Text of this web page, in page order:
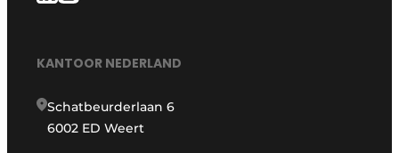
KANTOOR NEDERLAND
Schatbeurderlaan 6
6002 ED Weert